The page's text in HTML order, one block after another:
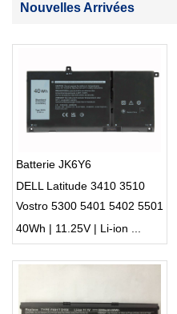
Nouvelles Arrivées
Batterie JK6Y6
DELL Latitude 3410 3510
Vostro 5300 5401 5402 5501
5502 C5KG6
40Wh | 11.25V | Li-ion ...